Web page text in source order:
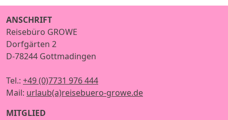
ANSCHRIFT
Reisebüro GROWE
Dorfgärten 2
D-78244 Gottmadingen
Tel.: +49 (0)7731 976 444
Mail: urlaub(a)reisebuero-growe.de
MITGLIED